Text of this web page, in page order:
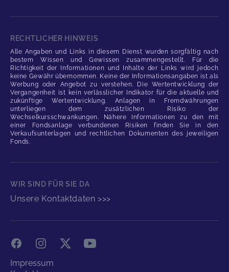
RECHTLICHER HINWEIS
Alle Angaben und Links in diesem Dienst wurden sorgfältig nach
bestem Wissen und Gewissen zusammengestellt. Für die
Richtigkeit der Informationen und Inhalte der Links wird jedoch
keine Gewähr übernommen. Keine der Informationsangaben ist als
Werbung oder Angebot zu verstehen. Die Wertentwicklung der
Vergangenheit ist kein verlässlicher Indikator für die aktuelle und
zukünftige Wertentwicklung. Anlagen in Fremdwährungen
unterliegen dem zusätzlichen Risiko der
Wechselkursschwankungen. Nähere Informationen zu den mit
einer Fondsanlage verbundenen Risiken finden Sie in den
Verkaufsunterlagen und rechtlichen Dokumenten des jeweiligen
Fonds.
WIR SIND FÜR SIE DA
Unsere Kontaktdaten >>>
FacebookInstagram
X YouTube
Impressum